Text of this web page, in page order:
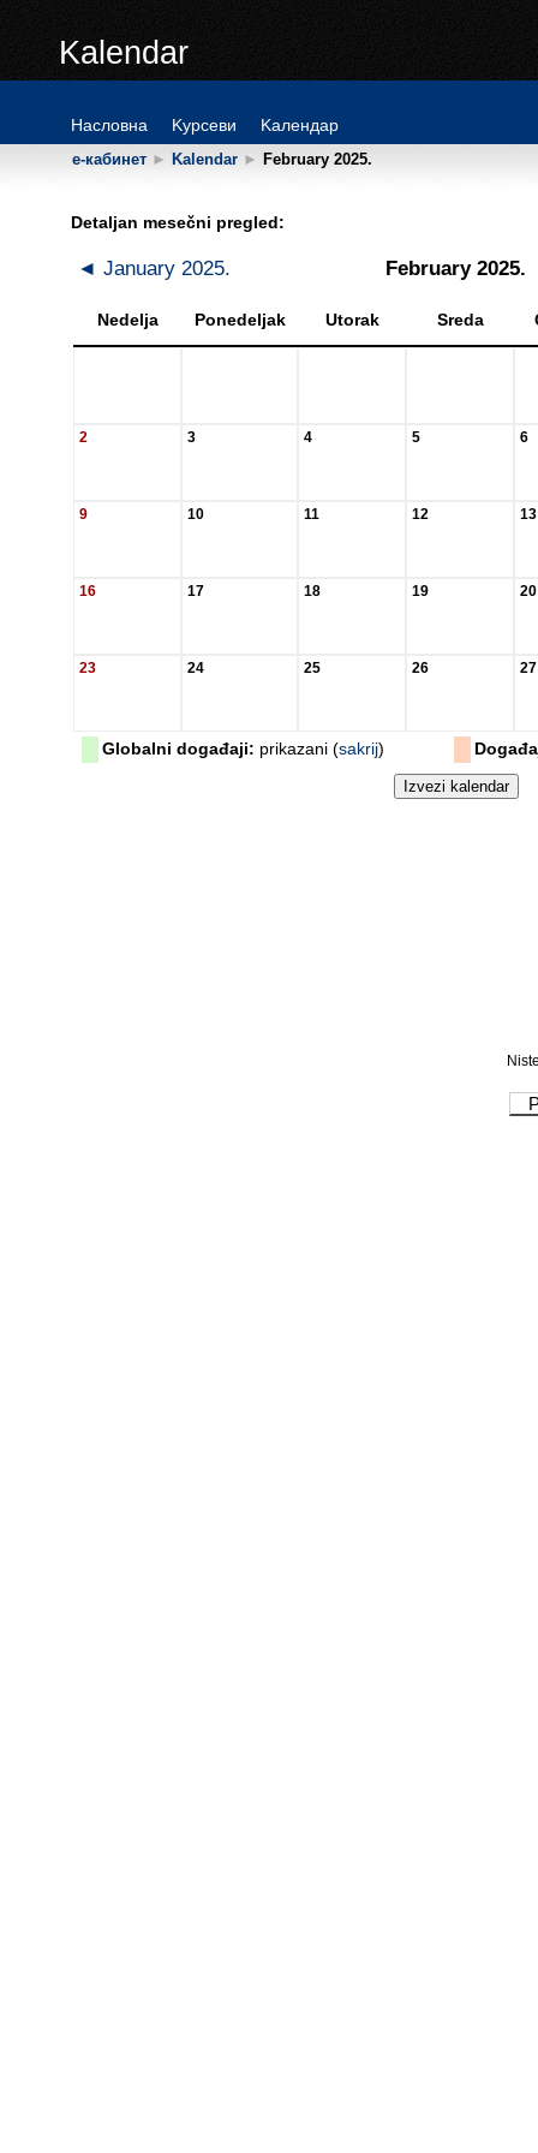
Kalendar
Hacлoвнa Kypceви Kaлeндap
е-кабинет ► Kalendar ► February 2025.
Detaljan mesečni pregled:
◄ January 2025. February 2025.
Nedelja Ponedeljak Utorak Sreda
2 3 4 5 6
9 10 11 12 13
16 17 18 19 20
23 24 25 26 27
Globalni događaji: prikazani (sakrij)